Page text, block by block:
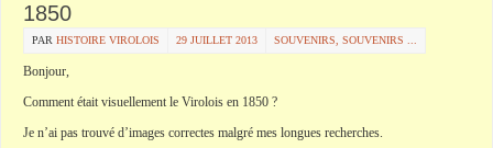
1850
PAR HISTOIRE VIROLOIS 29 JUILLET 2013 SOUVENIRS, SOUVENIRS ...
Bonjour,
Comment était visuellement le Virolois en 1850 ?
Je n’ai pas trouvé d’images correctes malgré mes longues recherches.